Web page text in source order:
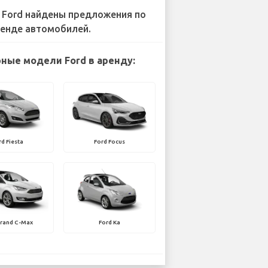
Ford найдены предложения по
автомобилей.
модели Ford в аренду:
Fiesta Ford Focus
C-Max Ford Ka